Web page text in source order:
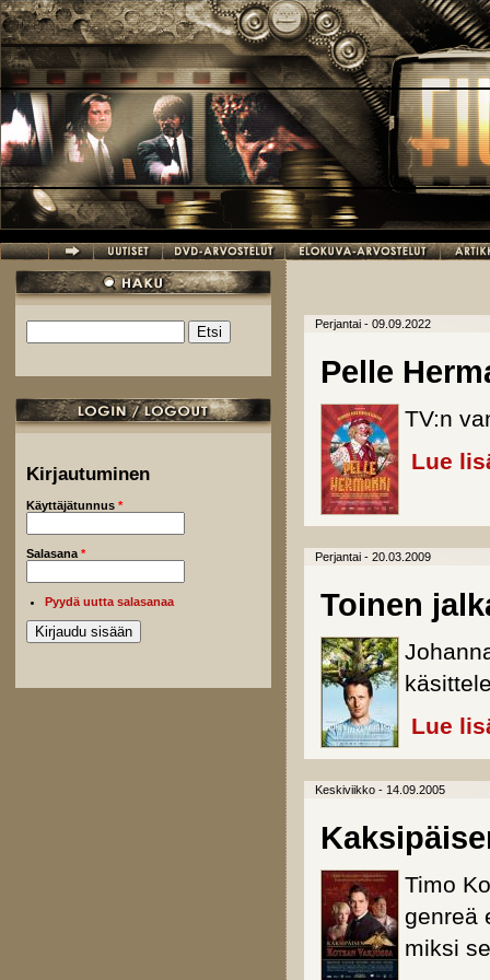
Hyppää pääsisältöön
Hakulomake
Kirjautuminen
Käyttäjätunnus *
Salasana *
Pyydä uutta salasanaa
Perjantai - 09.09.2022
Pelle
TV:n
Lue
Perjantai - 20.03.2009
Toinen
Lue
Keskiviikko - 14.09.2005
Timo
genreä
miksi